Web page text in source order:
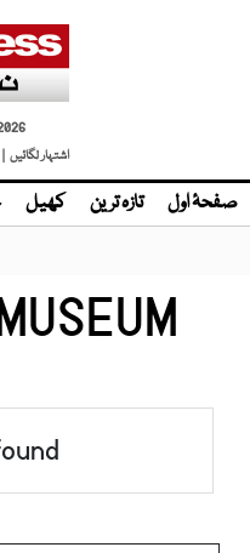
اشتہار لگائیں |
صفحۂ اول تازہ ترین کھیل